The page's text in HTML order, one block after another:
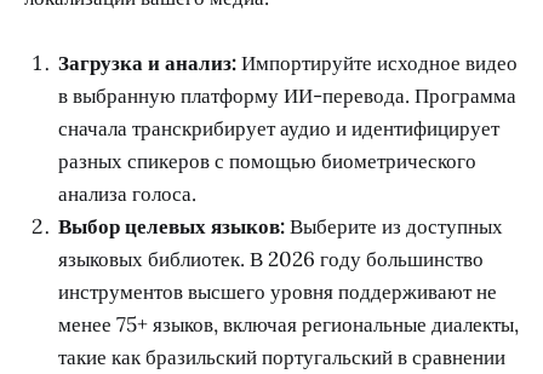
Загрузка и анализ:Импортируйте исходное видео
в выбранную платформу ИИ-перевода. Программа
сначала транскрибирует аудио и идентифицирует
разных спикеров с помощью биометрического
анализа голоса.
Выбор целевых языков:Выберите из доступных
языковых библиотек. В 2026 году большинство
инструментов высшего уровня поддерживают не
менее 75+ языков, включая региональные диалекты,
такие как бразильский португальский в сравнении